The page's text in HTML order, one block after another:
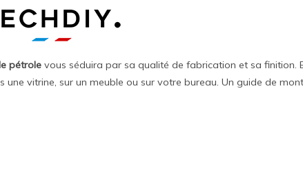
pétrole vous séduira par sa qualité de fabrication et sa finition.
vitrine, sur un meuble ou sur votre bureau. Un guide de